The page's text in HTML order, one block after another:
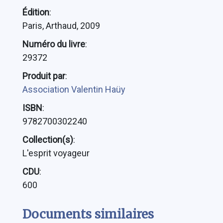
Édition:
Paris, Arthaud, 2009
Numéro du livre:
29372
Produit par:
Association Valentin Haüy
ISBN:
9782700302240
Collection(s):
L'esprit voyageur
CDU:
600
Documents similaires